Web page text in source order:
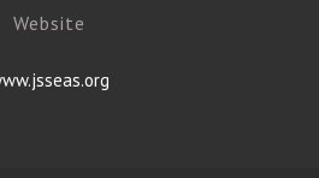
Website